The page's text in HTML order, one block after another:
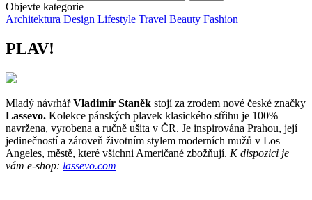
Objevte kategorie
Architektura Design Lifestyle Travel Beauty Fashion
PLAV!
Mladý návrhářVladimír Staněk stojí za zrodem nové české značky
Lassevo. Kolekce pánských plavek klasického střihu je 100%
navržena, vyrobena a ručně ušita v ČR. Je inspirována Prahou, její
jedinečností a zároveň životním stylem moderních mužů v Los
Angeles, městě, které všichni Američané zbožňují. K dispozici je
vám e-shop: lassevo.com